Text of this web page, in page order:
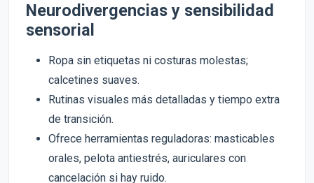
Neurodivergencias y sensibilidad
sensorial
Ropa sin etiquetas ni costuras molestas;
calcetines suaves.
Rutinas visuales más detalladas y tiempo extra
de transición.
Ofrece herramientas reguladoras: masticables
orales, pelota antiestrés, auriculares con
cancelación si hay ruido.